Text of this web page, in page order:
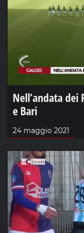
Nell’andata
e Bari
24 maggio 2021